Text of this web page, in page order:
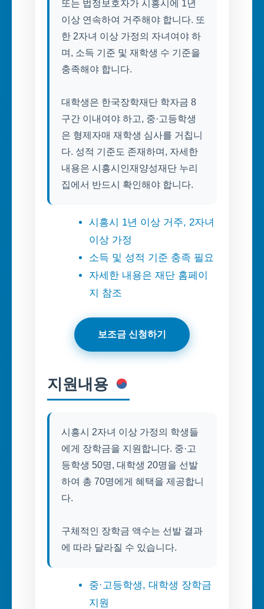
또는 법정보호자가 시흥시에 1년
이상 연속하여 거주해야 합니다. 또
한 2자녀 이상 가정의 자녀여야 하
며, 소득 기준 및 재학생 수 기준을
충족해야 합니다.
대학생은 한국장학재단 학자금 8
구간 이내여야 하고, 중·고등학생
은 형제자매 재학생 심사를 거칩니
다. 성적 기준도 존재하며, 자세한
내용은 시흥시인재양성재단 누리
집에서 반드시 확인해야 합니다.
시흥시 1년 이상 거주, 2자녀
이상 가정
소득 및 성적 기준 충족 필요
자세한 내용은 재단 홈페이
지 참조
보조금 신청하기
지원내용
시흥시 2자녀 이상 가정의 학생들
에게 장학금을 지원합니다. 중·고
등학생 50명, 대학생 20명을 선발
하여 총 70명에게 혜택을 제공합니
다.
구체적인 장학금 액수는 선발 결과
에 따라 달라질 수 있습니다.
중·고등학생, 대학생 장학금
지원